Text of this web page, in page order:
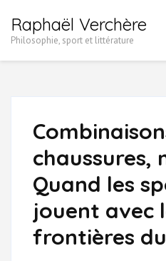
auRaphaël Verchère
Philosophie, sport et littérature
chaussures,
Quand les
jouent avec
frontières